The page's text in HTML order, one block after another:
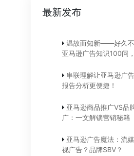
最新发布
温故而知新——好久
亚马逊广告知识100问
串联理解让亚马逊广
报告分析更便捷！
亚马逊商品推广VS品
广：一文解锁营销秘籍
亚马逊广告魔法：流
视广告？品牌SBV？